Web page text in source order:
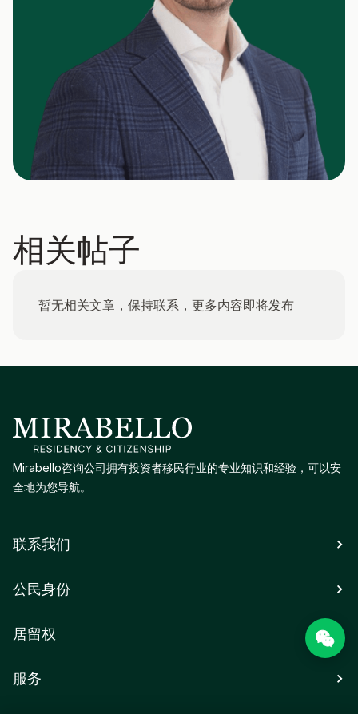
相关帖子
暂无相关文章，保持联系，更多内容即将发布
Mirabello咨询公司拥有投资者移民行业的专业知识和经验，可以安
全地为您导航。
联系我们
公民身份
居留权
服务